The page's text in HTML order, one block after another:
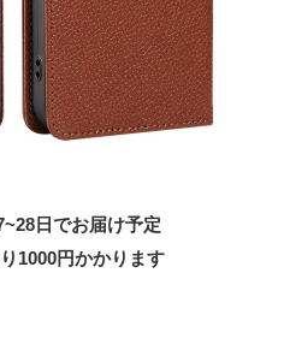
日でお届け予定
1000円かかります